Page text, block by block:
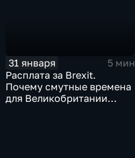
31 января
5 мин
Расплата за Brexit.
Почему смутные времена
для Великобритании